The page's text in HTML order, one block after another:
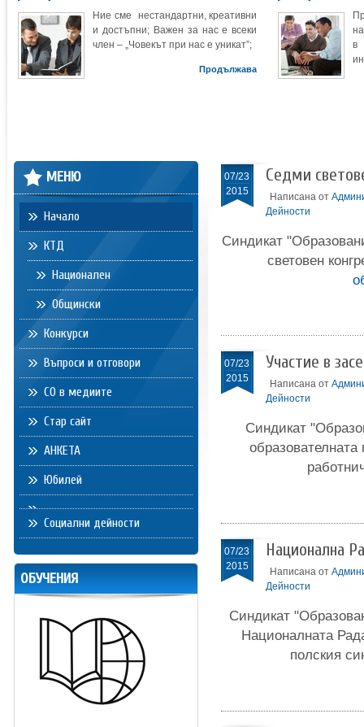
Ние сме нестандартни, креативни
и достъпни; Важен за нас е всеки
член – „Човекът при нас е уникат”;
Продължава
в
07/23
2015
Седми
Написана от
Дейности
Синдикат
световен
07/23
2015
Участие в
Написана от
Дейности
Синдикат
07/23
2015
Национална
Написана от
Дейности
Синдикат
Националната
полския
МЕНЮ
Начало
КТД
Национален
Общински
Конкурси
Въпроси и отговори
СО в медиите
Стар сайт
АНКЕТА
Юбилей
Социални дейности
ОБУЧЕНИЯ